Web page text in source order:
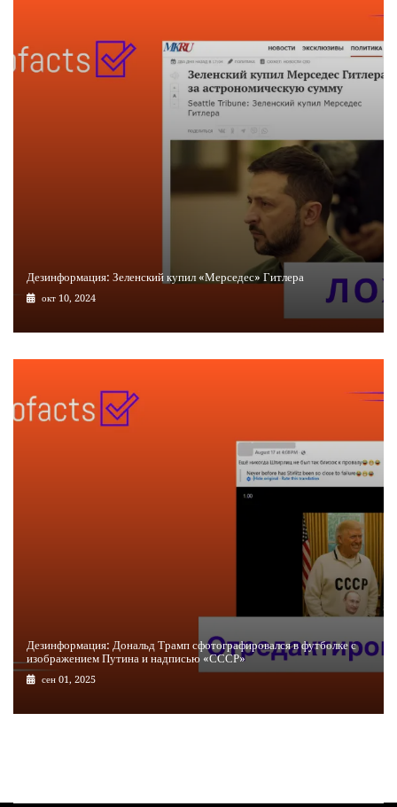
Дезинформация: Зеленский купил «Мерседес» Гитлера
окт 10, 2024
Дезинформация: Дональд Трамп сфотографировался в футболке с
изображением Путина и надписью «СССР»
сен 01, 2025